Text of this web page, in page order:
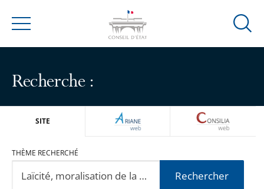
Menu
Ouvrir
Recherche :
SITE ARIANEWEB
THÈME RECHERCHÉ
Rechercher